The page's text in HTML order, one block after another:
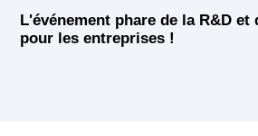
L'événement phare de la R&D
pour les entreprises !